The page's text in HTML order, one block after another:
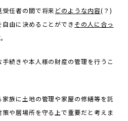
任者の間で将来 どのような内容(？)
由に決めることができ その人に合っ
続きや本人様の財産の管理を行うこ
族に土地の管理や家屋の修繕等を託
や居場所を守る上で重要だと考えま